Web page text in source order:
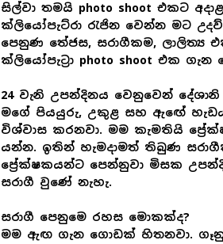
සිල්වා තමයි photo shoot එකට
ක්ලියෝපැ⁣ට්රා රැජින වෙන්න මට
පෙනුණ තේජස, සරාගීකම, ලාලිත්‍ය
ක්ලියෝපැ⁣ට්‍රා photo shoot එක ගැන
24 වැනි උපන්දිනය වෙනුවෙන් දේශානි
මගේ පියයුරු, උකුළ සහ ඇඟේ
විශ්වාස කරනවා. මම කැමතියි
යන්න. ඉතින් හැමදාමත් තිබුණ
ප්‍රේක්ෂකයන්ට පෙන්නුවා මිසක
සරාගී වුණේ නැහැ.
සරාගී පෙනුමෙ රහස මොකක්ද?
මම ඇඟ ගැන ගොඩක් හිතනවා.